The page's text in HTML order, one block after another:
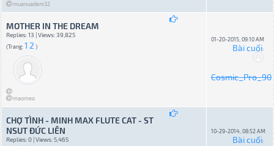
muanuadem32
MOTHER IN THE DREAM
Replies: 13 | Views: 39,825
(Trang:1 2 )
maomeo
01-20-2015, 09:10 AM
Bài cuối:
Cosmic_Pro_90
CHỢ TÌNH - MINH MAX FLUTE CAT - ST
NSUT ĐỨC LIÊN
Replies: 0 | Views: 5,465
10-29-2014, 08:52 AM
Bài cuối: